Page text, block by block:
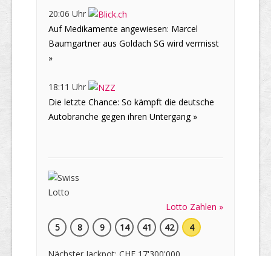
20:06 Uhr
Auf Medikamente angewiesen: Marcel
Baumgartner aus Goldach SG wird vermisst
»
18:11 Uhr
Die letzte Chance: So kämpft die deutsche
Autobranche gegen ihren Untergang »
Lotto Zahlen »
5
8 9 14 41 42 4